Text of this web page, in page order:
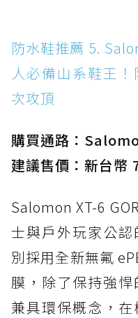
防水鞋推薦 5.
人必備山系鞋王
次攻頂
購買通路：
建議售價：新台幣
Salomon XT-6
士與戶外玩家公
別採用全新無氟
膜，除了保持強
兼具環保概念，